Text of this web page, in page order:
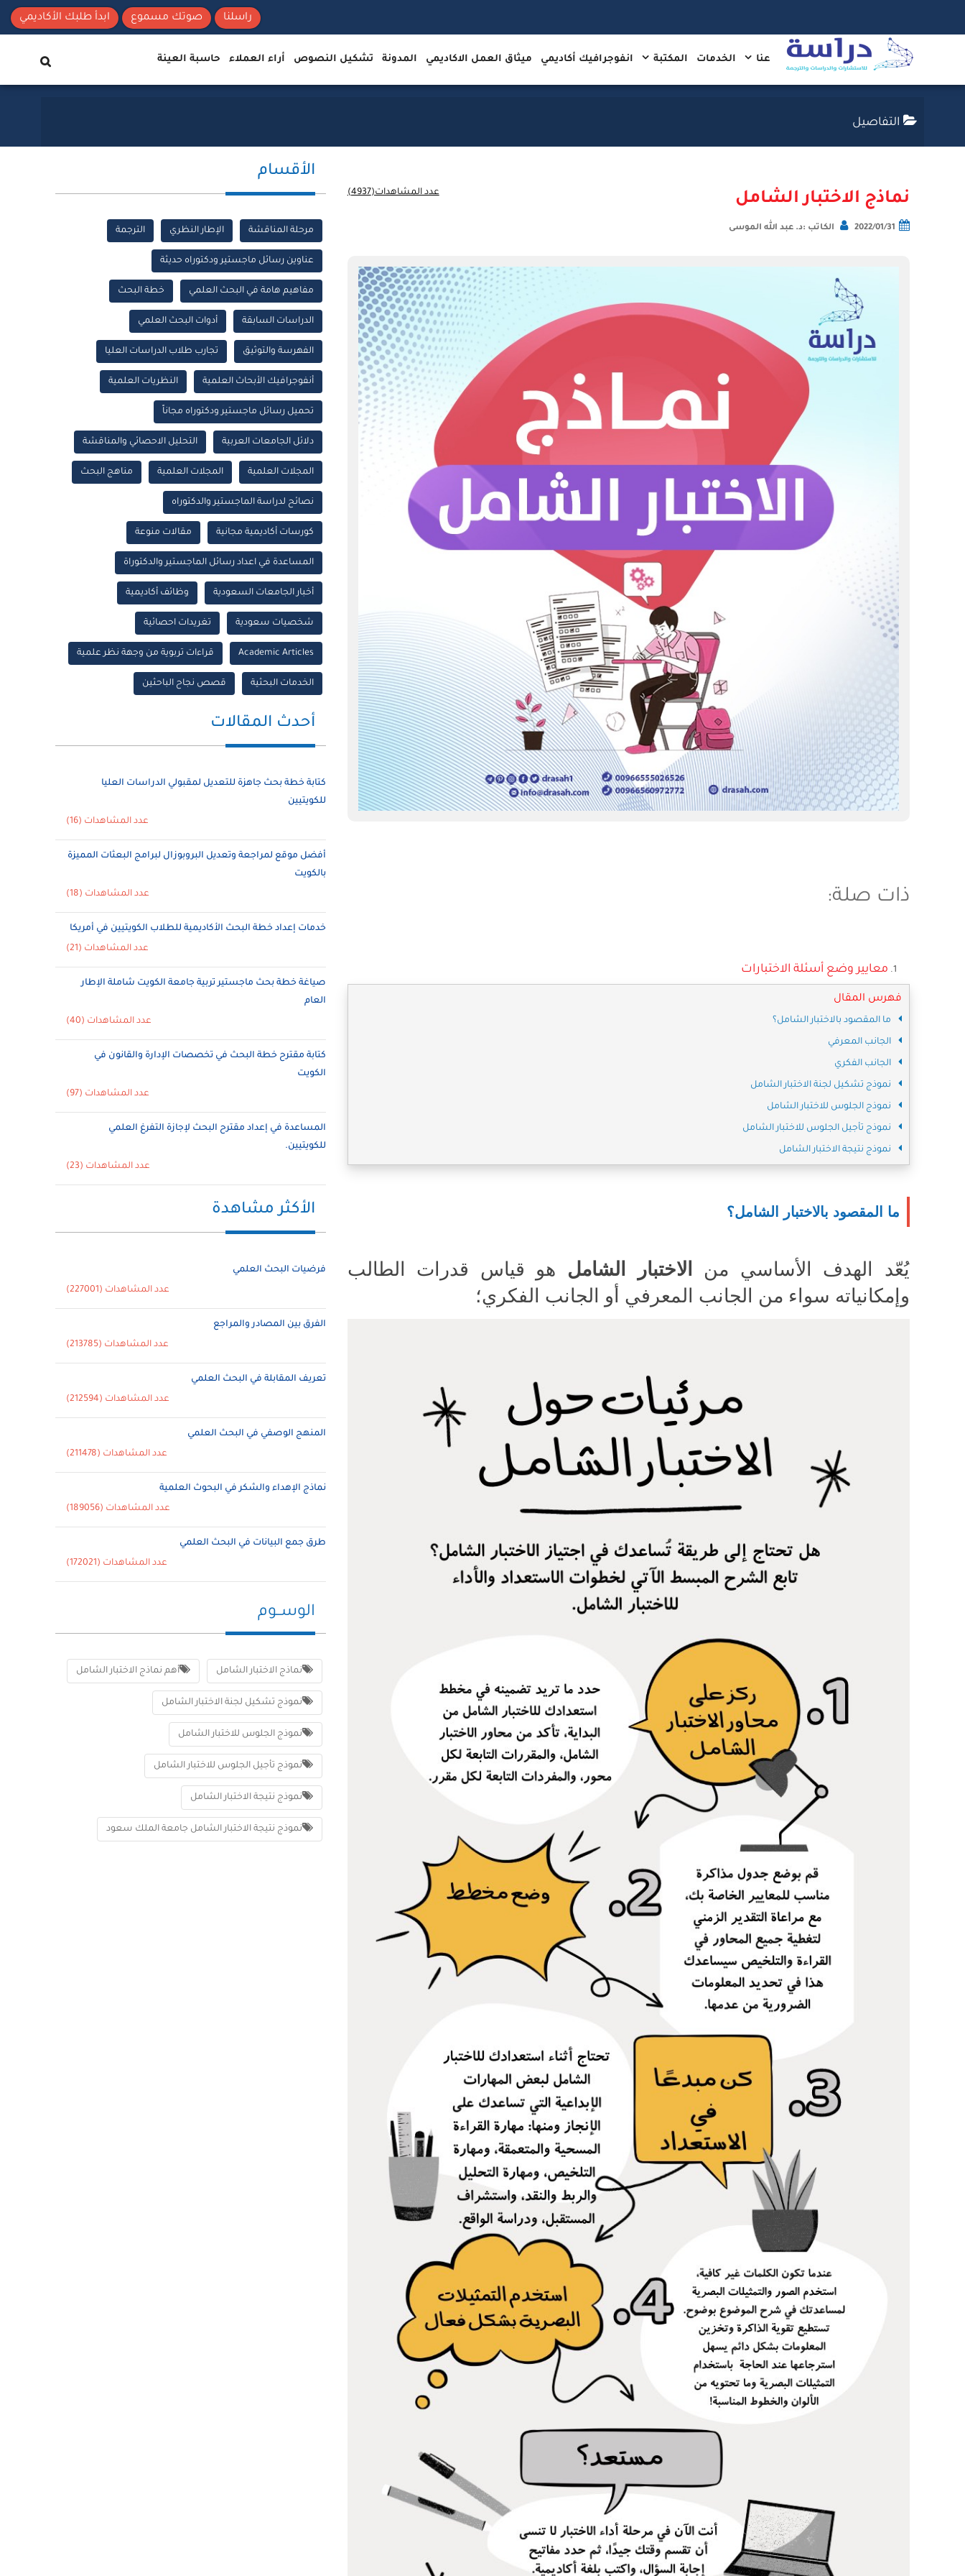
ابدأ طلبك الأكاديمي صوتك مسموع راسلنا
عنا الخدمات المكتبة انفوجرافيك أكاديمي ميثاق العمل الاكاديمي المدونة تشكيل النصوص أراء العملاء حاسبة العينة
التفاصيل
نماذج الاختبار الشامل
2022/01/31 الكاتب :د. عبد الله الموسى
عدد المشاهدات(4937)
ذات صلة:
معايير وضع أسئلة الاختبارات
فهرس المقال
ما المقصود بالاختبار الشامل؟
الجانب المعرفي
الجانب الفكري
نموذج تشكيل لجنة الاختبار الشامل
نموذج الجلوس للاختبار الشامل
نموذج تأجيل الجلوس للاختبار الشامل
نموذج نتيجة الاختبار الشامل
ما المقصود بالاختبار الشامل؟
يُعّد الهدف الأساسي من الاختبار الشامل هو قياس قدرات الطالب
وإمكانياته سواء من الجانب المعرفي أو الجانب الفكري؛
الأقسام
مرحلة المناقشة الإطار النظري الترجمة
عناوين رسائل ماجستير ودكتوراه حديثة
مفاهيم هامة في البحث العلمي خطة البحث
الدراسات السابقة أدوات البحث العلمي
الفهرسة والتوثيق تجارب طلاب الدراسات العليا
أنفوجرافيك الأبحاث العلمية النظريات العلمية
تحميل رسائل ماجستير ودكتوراه مجاناً
دلائل الجامعات العربية التحليل الاحصائي والمناقشة
المجلات العلمية المجلات العلمية مناهج البحث
نصائح لدراسة الماجستير والدكتوراه
كورسات أكاديمية مجانية مقالات منوعة
المساعدة في اعداد رسائل الماجستير والدكتوراة
أخبار الجامعات السعودية وظائف أكاديمية
شخصيات سعودية تغريدات احصائية
Academic Articles قراءات تربوية من وجهة نظر علمية
الخدمات البحثية قصص نجاح الباحثين
أحدث المقالات
كتابة خطة بحث جاهزة للتعديل لمقبولي الدراسات العليا
للكويتيين
عدد المشاهدات (16)
أفضل موقع لمراجعة وتعديل البروبوزال لبرامج البعثات المميزة
بالكويت
عدد المشاهدات (18)
خدمات إعداد خطة البحث الأكاديمية للطلاب الكويتيين في أمريكا
عدد المشاهدات (21)
صياغة خطة بحث ماجستير تربية جامعة الكويت شاملة الإطار
العام
عدد المشاهدات (40)
كتابة مقترح خطة البحث في تخصصات الإدارة والقانون في
الكويت
عدد المشاهدات (97)
المساعدة في إعداد مقترح البحث لإجازة التفرغ العلمي
للكويتيين.
عدد المشاهدات (23)
الأكثر مشاهدة
فرضيات البحث العلمي
عدد المشاهدات (227001)
الفرق بين المصادر والمراجع
عدد المشاهدات (213785)
تعريف المقابلة في البحث العلمي
عدد المشاهدات (212594)
المنهج الوصفي في البحث العلمي
عدد المشاهدات (211478)
نماذج الإهداء والشكر في البحوث العلمية
عدد المشاهدات (189056)
طرق جمع البيانات في البحث العلمي
عدد المشاهدات (172021)
الوســوم
نماذج الاختبار الشامل أهم نماذج الاختبار الشامل
نموذج تشكيل لجنة الاختبار الشامل
نموذج الجلوس للاختبار الشامل
نموذج تأجيل الجلوس للاختبار الشامل
نموذج نتيجة الاختبار الشامل
نموذج نتيجة الاختبار الشامل جامعة الملك سعود